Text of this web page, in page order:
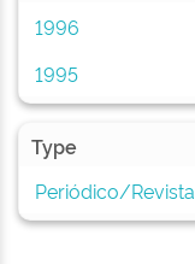
1996
1995
Type
Periódico/Revista